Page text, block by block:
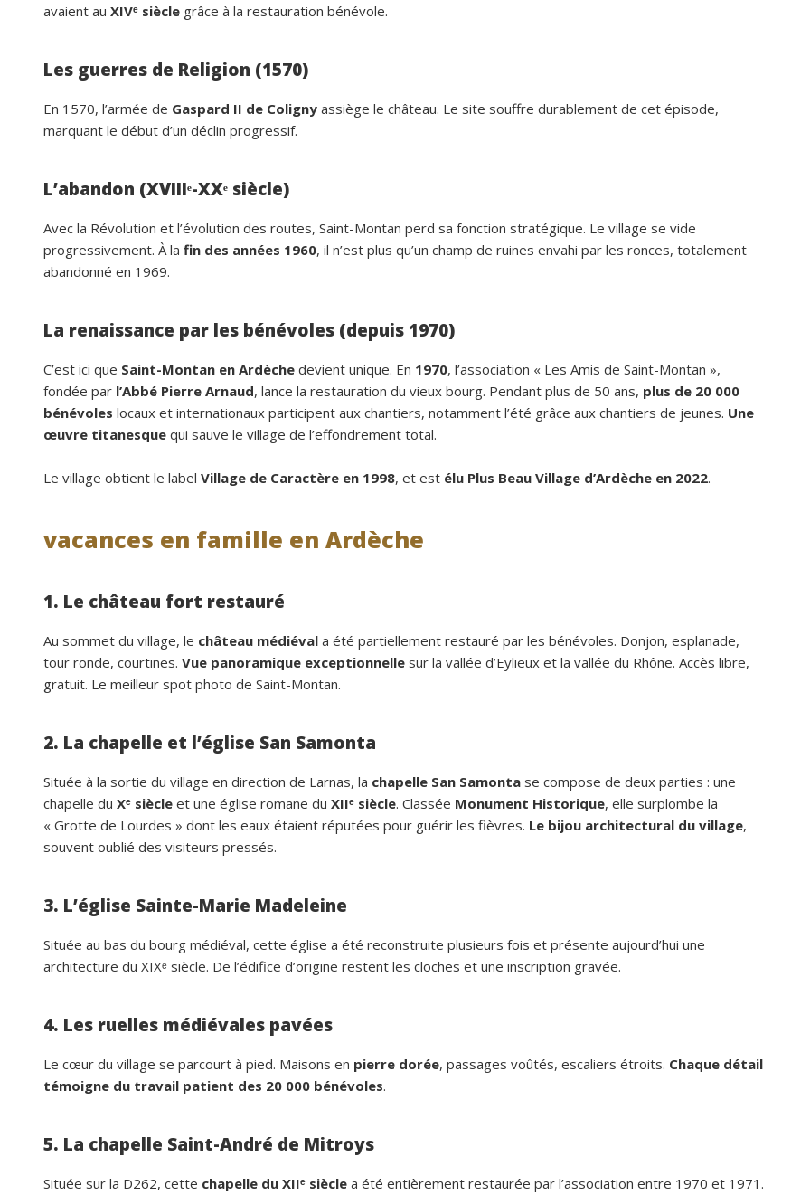
avaient au XIVᵉ siècle grâce à la restauration bénévole.
Les guerres de Religion (1570)
En 1570, l’armée de Gaspard II de Coligny assiège le château. Le site souffre durablement de cet épisode,
marquant le début d’un déclin progressif.
L’abandon (XVIIIᵉ-XXᵉ siècle)
Avec la Révolution et l’évolution des routes, Saint-Montan perd sa fonction stratégique. Le village se vide
progressivement. À la fin des années 1960, il n’est plus qu’un champ de ruines envahi par les ronces, totalement
abandonné en 1969.
La renaissance par les bénévoles (depuis 1970)
C’est ici que Saint-Montan en Ardèche devient unique. En 1970, l’association « Les Amis de Saint-Montan »,
fondée par l’Abbé Pierre Arnaud, lance la restauration du vieux bourg. Pendant plus de 50 ans, plus de 20 000
bénévoles locaux et internationaux participent aux chantiers, notamment l’été grâce aux chantiers de jeunes. Une
œuvre titanesque qui sauve le village de l’effondrement total.
Le village obtient le label Village de Caractère en 1998, et est élu Plus Beau Village d’Ardèche en 2022.
vacances en famille en Ardèche
1. Le château fort restauré
Au sommet du village, le château médiéval a été partiellement restauré par les bénévoles. Donjon, esplanade,
tour ronde, courtines. Vue panoramique exceptionnelle sur la vallée d’Eylieux et la vallée du Rhône. Accès libre,
gratuit. Le meilleur spot photo de Saint-Montan.
2. La chapelle et l’église San Samonta
Située à la sortie du village en direction de Larnas, la chapelle San Samonta se compose de deux parties : une
chapelle du Xᵉ siècle et une église romane du XIIᵉ siècle. Classée Monument Historique, elle surplombe la
« Grotte de Lourdes » dont les eaux étaient réputées pour guérir les fièvres. Le bijou architectural du village,
souvent oublié des visiteurs pressés.
3. L’église Sainte-Marie Madeleine
Située au bas du bourg médiéval, cette église a été reconstruite plusieurs fois et présente aujourd’hui une
architecture du XIXᵉ siècle. De l’édifice d’origine restent les cloches et une inscription gravée.
4. Les ruelles médiévales pavées
Le cœur du village se parcourt à pied. Maisons en pierre dorée, passages voûtés, escaliers étroits. Chaque détail
témoigne du travail patient des 20 000 bénévoles.
5. La chapelle Saint-André de Mitroys
Située sur la D262, cette chapelle du XIIᵉ siècle a été entièrement restaurée par l’association entre 1970 et 1971.